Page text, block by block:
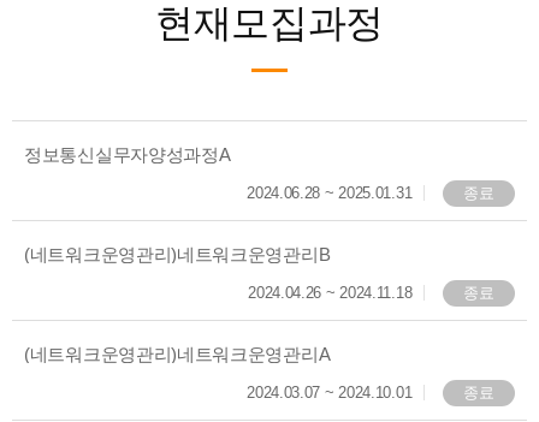
현재모집과정
정보통신실무자양성과정A
2024.06.28 ~2025.01.31 종료
(네트워크운영관리)네트워크운영관리B
2024.04.26 ~2024.11.18 종료
(네트워크운영관리)네트워크운영관리A
2024.03.07 ~2024.10.01 종료